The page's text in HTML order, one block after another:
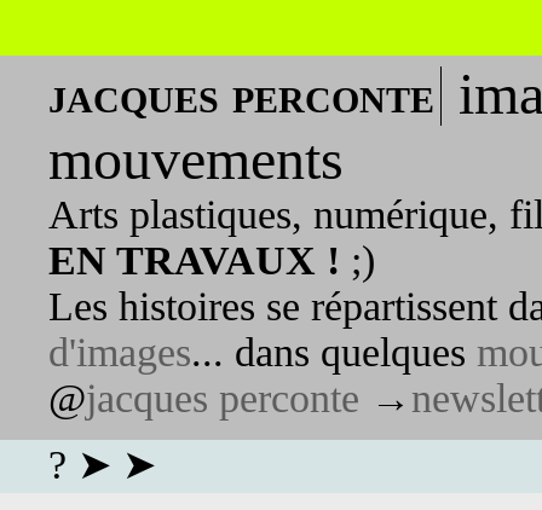
jacques perconte
mouvements
Arts plastiques, numérique,
EN TRAVAUX ! ;)
Les histoires se répartissent
d'images... dans quelques
@jacques perconte →
? ➤ ➤